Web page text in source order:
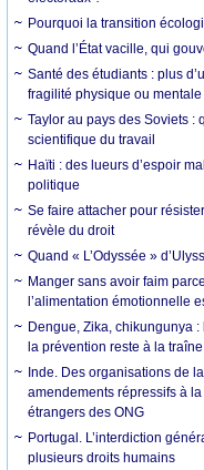
Pourquoi la transition
Quand l’État vacille, qui
Santé des étudiants : plus
fragilité physique ou mentale
Taylor au pays des Soviets :
scientifique du travail
Haïti : des lueurs d’espoir
politique
Se faire attacher pour
révèle du droit
Quand « L’Odyssée »
Manger sans avoir faim
l’alimentation émotionnelle
Dengue, Zika, chikungunya
la prévention reste à la traîne
Inde. Des organisations de
amendements répressifs à
étrangers des ONG
Portugal. L’interdiction
plusieurs droits humains